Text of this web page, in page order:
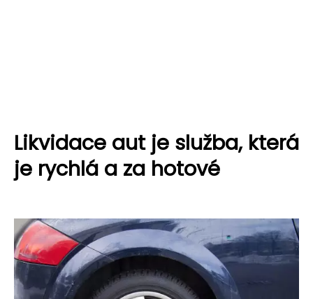
Likvidace aut je služba, která
je rychlá a za hotové